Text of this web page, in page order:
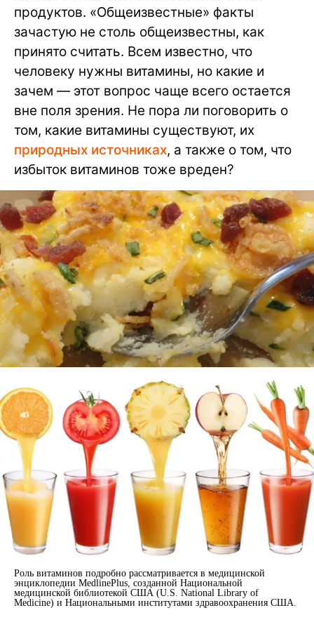
продуктов. «Общеизвестные» факты
зачастую не столь общеизвестны, как
принято считать. Всем известно, что
человеку нужны витамины, но какие и
зачем — этот вопрос чаще всего остается
вне поля зрения. Не пора ли поговорить о
том, какие витамины существуют, их
природных источниках, а также о том, что
избыток витаминов тоже вреден?
Роль витаминов подробно рассматривается в медицинской
энциклопедии MedlinePlus, созданной Национальной
медицинской библиотекой США (U.S. National Library of
Medicine) и Национальными институтами здравоохранения США.